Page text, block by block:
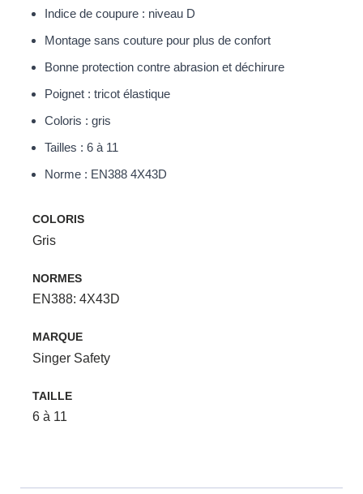
Indice de coupure : niveau D
Montage sans couture pour plus de confort
Bonne protection contre abrasion et déchirure
Poignet : tricot élastique
Coloris : gris
Tailles : 6 à 11
Norme : EN388 4X43D
COLORIS
Gris
NORMES
EN388: 4X43D
MARQUE
Singer Safety
TAILLE
6 à 11